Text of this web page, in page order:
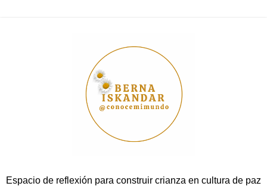
Espacio de reflexión para construir crianza en cultura de paz